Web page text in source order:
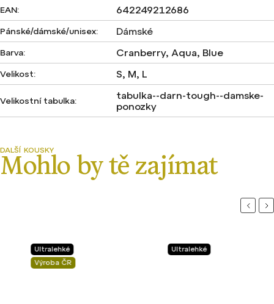
EAN: 642249212686
Pánské/dámské/unisex: Dámské
Barva: Cranberry, Aqua, Blue
Velikost: S, M, L
Velikostní tabulka:
tabulka--darn-tough--damske-
ponozky
Ultralehké
Výroba ČR
Ultralehké